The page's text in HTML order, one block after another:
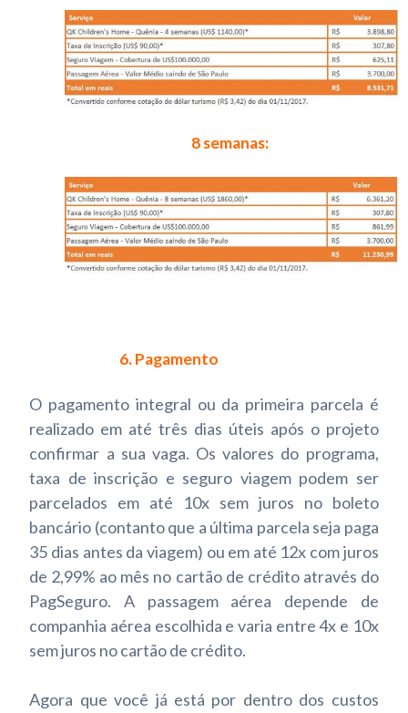
8 semanas:
6. Pagamento
O pagamento integral ou da primeira parcela é
realizado em até três dias úteis após o projeto
confirmar a sua vaga. Os valores do programa,
taxa de inscrição e seguro viagem podem ser
parcelados em até 10x sem juros no boleto
bancário (contanto que a última parcela seja paga
35 dias antes da viagem) ou em até 12x com juros
de 2,99% ao mês no cartão de crédito através do
PagSeguro. A passagem aérea depende de
companhia aérea escolhida e varia entre 4x e 10x
sem juros no cartão de crédito.
Agora que você já está por dentro dos custos